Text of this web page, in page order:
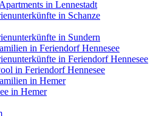
in Lennestadt
in Schanze
in Sundern
in Feriendorf Hennesee
in Feriendorf Hennesee
in Feriendorf Hennesee
in Hemer
in Hemer